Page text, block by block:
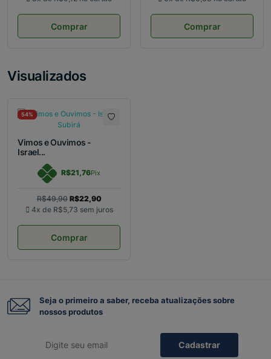
Comprar Comprar
Visualizados
54%
Vimos e Ouvimos -
Israel...
R$21,76Pix
R$49,90 R$22,90
4x de R$5,73 sem juros
Comprar
Seja o primeiro a saber, receba atualizações sobre
nossos produtos
Cadastrar